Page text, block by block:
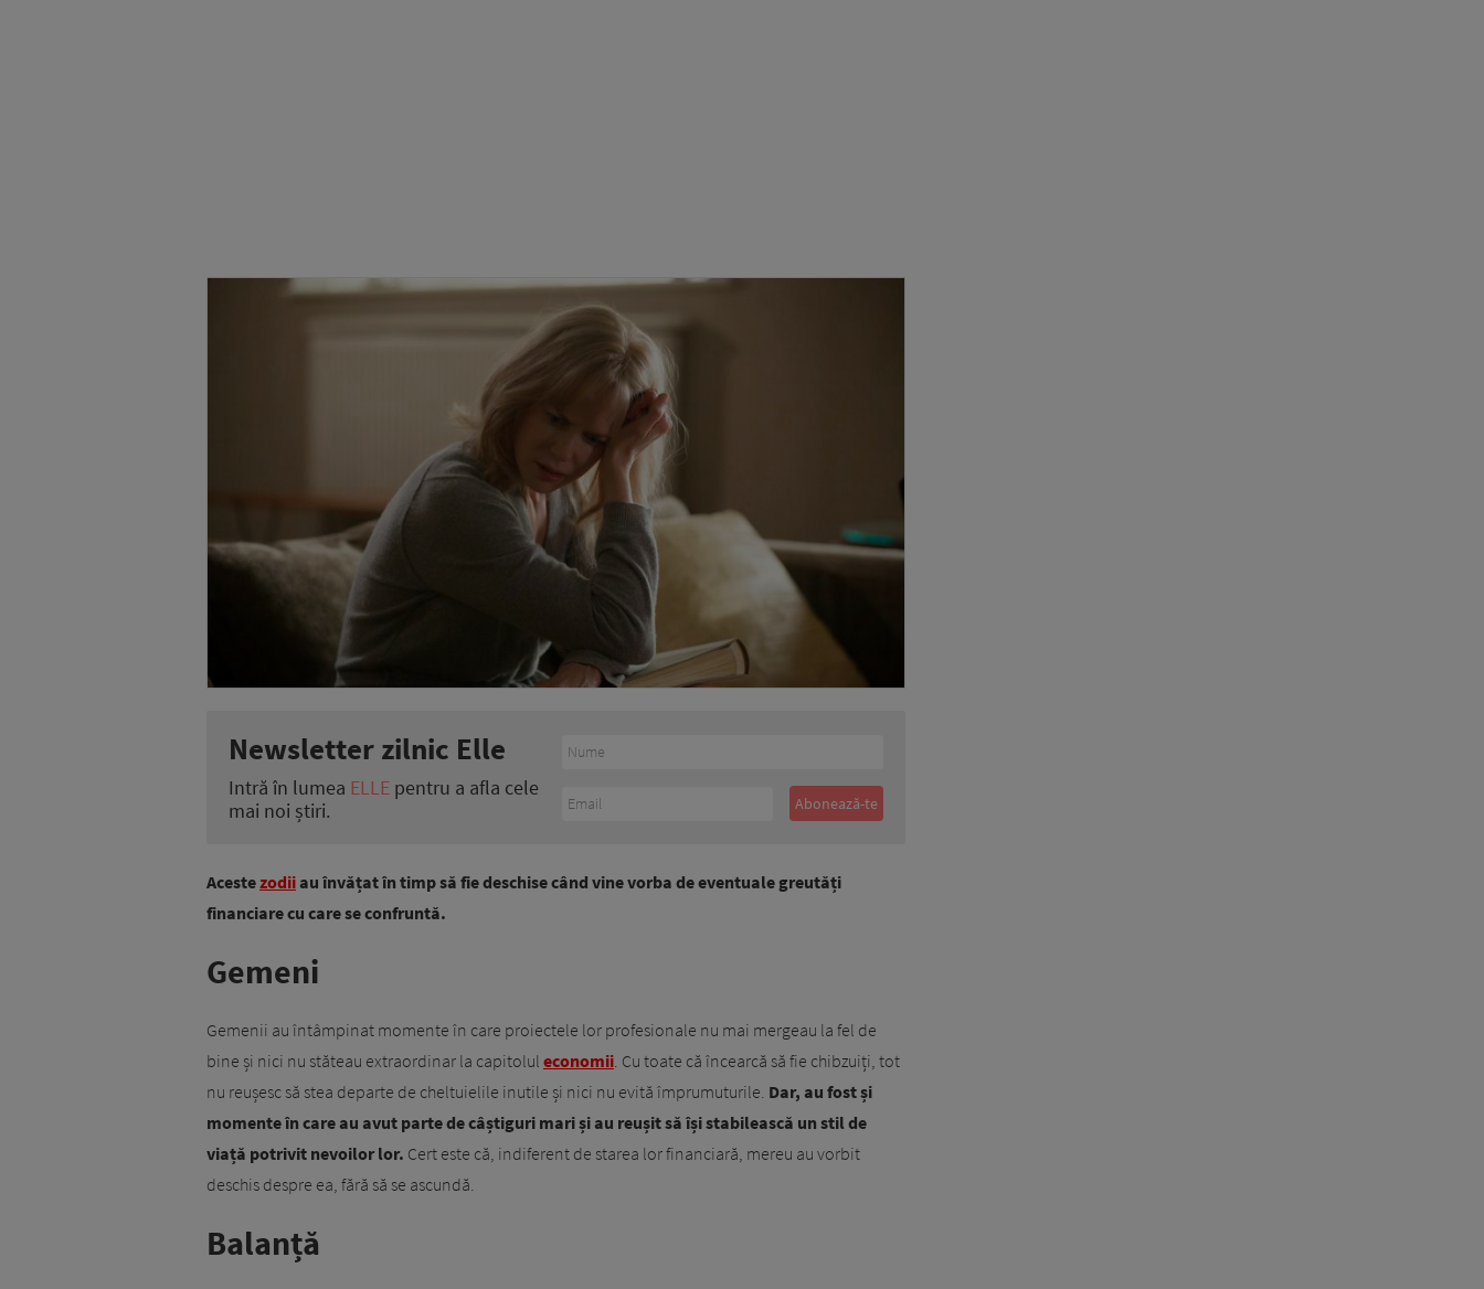
Newsletter zilnic Elle
Intră în lumea ELLE pentru a afla cele
mai noi știri.
Acestezodii au învățat în timp să fie deschise când vine vorba de eventuale greutăți
financiare cu care se confruntă.
Gemeni
Gemenii au întâmpinat momente în care proiectele lor profesionale nu mai mergeau la fel de
bine și nici nu stăteau extraordinar la capitolul economii. Cu toate că încearcă să fie chibzuiți, tot
nu reușesc să stea departe de cheltuielile inutile și nici nu evită împrumuturile. Dar, au fost și
momente în care au avut parte de câștiguri mari și au reușit să își stabilească un stil de
viață potrivit nevoilor lor. Cert este că, indiferent de starea lor financiară, mereu au vorbit
deschis despre ea, fără să se ascundă.
Balanță